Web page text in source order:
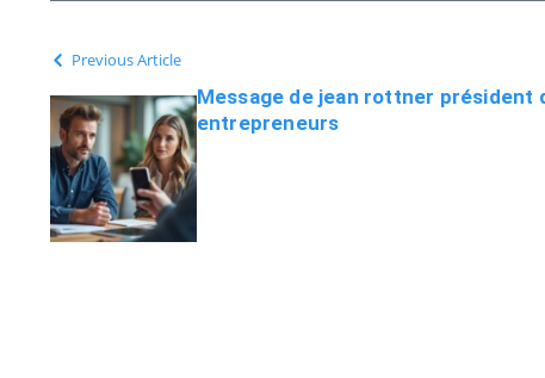
Previous Article
Message de jean rottner président
entrepreneurs